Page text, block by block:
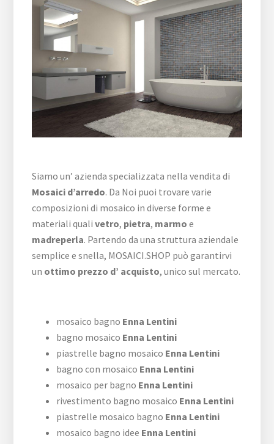
Siamo un’ azienda specializzata nella vendita di
Mosaici d’arredo. Da Noi puoi trovare varie
composizioni di mosaico in diverse forme e
materiali qualivetro, pietra, marmo e
madreperla. Partendo da una struttura aziendale
semplice e snella, MOSAICI.SHOP può garantirvi
un ottimo prezzo d’ acquisto, unico sul mercato.
mosaico bagno Enna Lentini
bagno mosaico Enna Lentini
piastrelle bagno mosaico Enna Lentini
bagno con mosaico Enna Lentini
mosaico per bagno Enna Lentini
rivestimento bagno mosaico Enna Lentini
piastrelle mosaico bagno Enna Lentini
mosaico bagno idee Enna Lentini